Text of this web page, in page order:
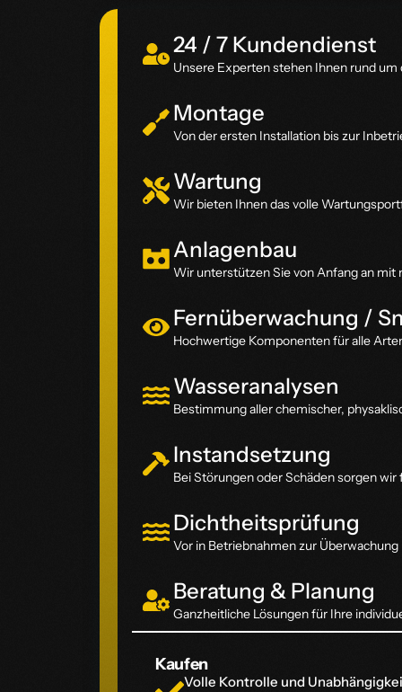
24 / 7 Kundendienst
Unsere Experten stehen Ihnen rund um
Montage
Von der ersten Installation bis zur
Wartung
Wir bieten Ihnen das volle
Anlagenbau
Wir unterstützen Sie von Anfang an
Fernüberwachung /
Hochwertige Komponenten für alle
Wasseranalysen
Bestimmung aller chemischer,
Instandsetzung
Bei Störungen oder Schäden sorgen
Dichtheitsprüfung
Vor in Betriebnahmen zur
Beratung & Planung
Ganzheitliche Lösungen für Ihre
Kaufen
Volle Kontrolle und